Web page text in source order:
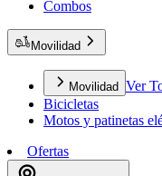
Combos
Movilidad
Movilidad Ver
Bicicletas
Motos y patinetas
Ofertas